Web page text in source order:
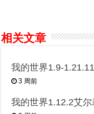
相关文章
我的世界1.9-
3 周前
我的世界1.12.2艾